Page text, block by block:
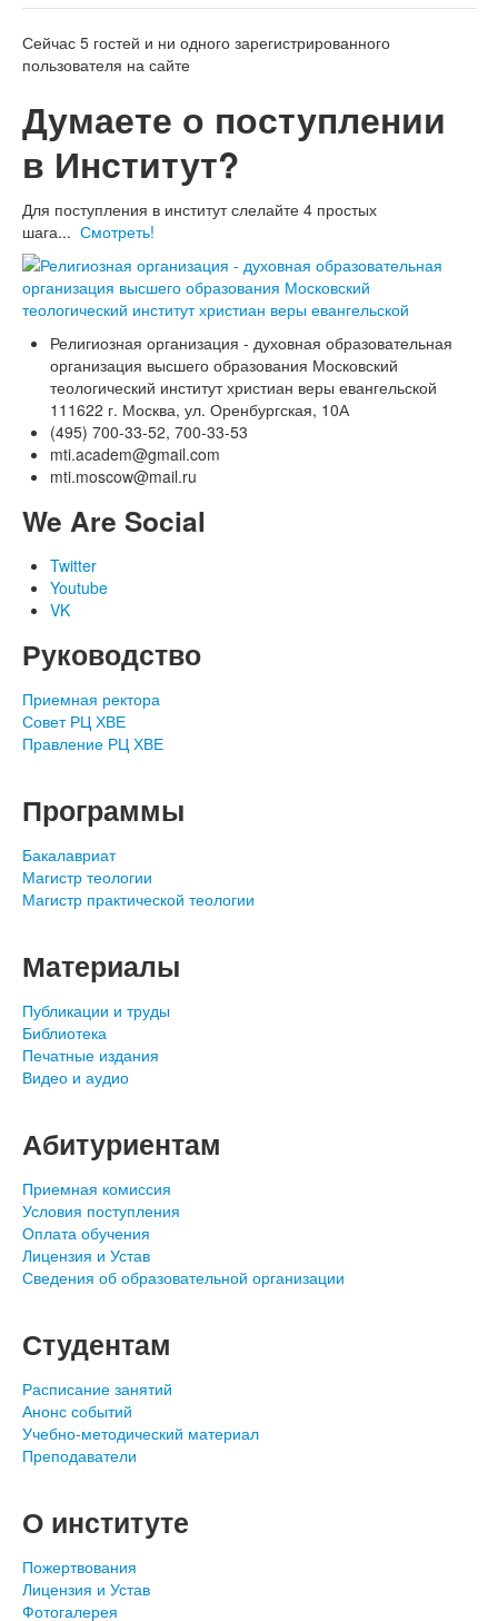
Сейчас 5 гостей и ни одного зарегистрированного
пользователя на сайте
Думаете о поступлении
в Институт?
Для поступления в институт слелайте 4 простых
шага... Смотреть!
Религиозная организация - духовная образовательная
организация высшего образования Московский
теологический институт христиан веры евангельской
111622 г. Москва, ул. Оренбургская, 10А
(495) 700-33-52, 700-33-53
mti.academ@gmail.com
mti.moscow@mail.ru
We Are Social
Twitter
Youtube
VK
Руководство
Приемная ректора
Совет РЦ ХВЕ
Правление РЦ ХВЕ
Программы
Бакалавриат
Магистр теологии
Магистр практической теологии
Материалы
Публикации и труды
Библиотека
Печатные издания
Видео и аудио
Абитуриентам
Приемная комиссия
Условия поступления
Оплата обучения
Лицензия и Устав
Сведения об образовательной организации
Студентам
Расписание занятий
Анонс событий
Учебно-методический материал
Преподаватели
О институте
Пожертвования
Лицензия и Устав
Фотогалерея